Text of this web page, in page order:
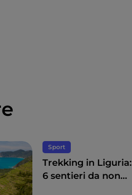
Sport
Trekking in Liguria:
6 sentieri da non